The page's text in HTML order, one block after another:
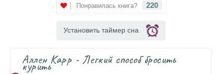
Понравилась книга? 220
Установить таймер сна
Аллен Карр - Легкий способ бросить
курить